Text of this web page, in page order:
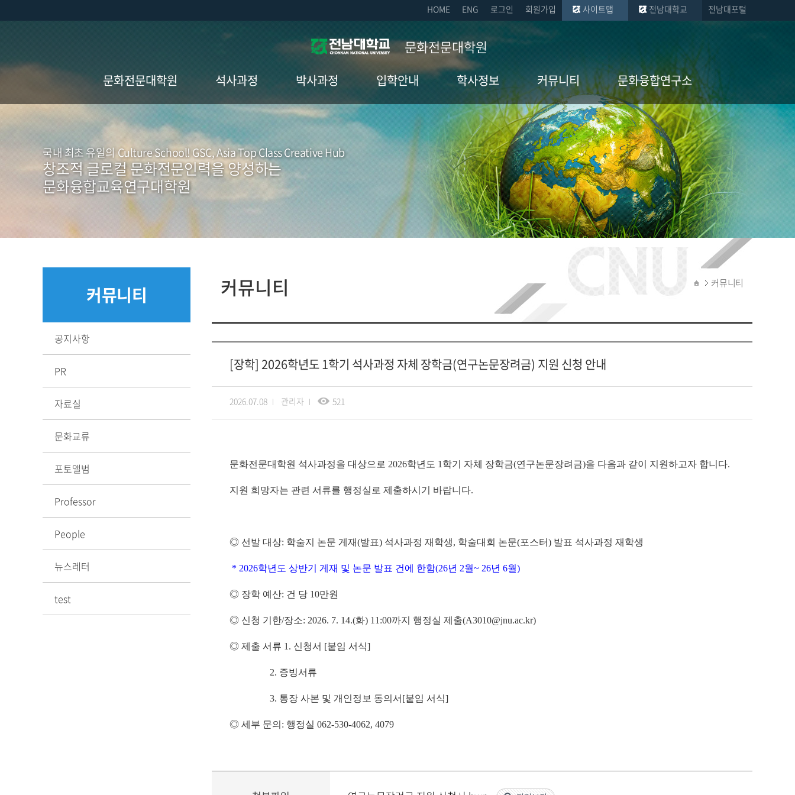
HOME ENG 로그인 회원가입 사이트맵 전남대학교 전남대포털
문화전문대학원
문화전문대학원
원장인사말
비전
연혁
교수진
오시는 길
석사과정
문화예술기획
전공
문화경영·
관광전공
미디어콘텐츠
컬처테크전공
박사과정
학과소개
교과과정
입학안내
학칙
교학규정
입학안내
입시요강
학사정보
학사일정
학칙
교학규정
내규
강의시간표
커뮤니티
공지사항
PR
자료실
문화교류
포토앨범
뉴스레터
test
문화융합연구소
문화융합연구소
장소마케팅연구센터
문화관광연구센터
지역문화연구센터
시각문화연구센터
문화예술경영연구센
문화서비스평가센터
국내 최초 유일의 Culture School! GSC, Asia Top Class Creative Hub
창조적 글로컬 문화전문인력을 양성하는
문화융합교육연구대학원
커뮤니티
공지사항
PR
자료실
문화교류
포토앨범
Professor
People
뉴스레터
test
커뮤니티
커뮤니티
[장학] 2026학년도 1학기 석사과정 자체 장학금(연구논문장려금) 지원 신청 안내
2026.07.08 관리자 521
문화전문대학원 석사과정을 대상으로 2026학년도 1 학기 자체 장학금(연구논문장려금)을 다음과 같이 지원하고자 합니다.
지원 희망자는 관련 서류를 행정실로 제출하시기 바랍니다.
◎ 선발 대상: 학술지 논문 게재(발표) 석사과정 재학생, 학술대회 논문(포스터) 발표 석사과정 재학생
* 2026학년도 상반기 게재 및 논문 발표 건에 한함(26년 2월~ 26년 6월)
◎ 장학 예산: 건 당 10만원
◎ 신청 기한/장소: 2026. 7. 14.(화) 11:00까지 행정실 제출(A3010@jnu.ac.kr)
◎ 제출 서류 1. 신청서 [붙임 서식]
2. 증빙서류
3. 통장 사본 및 개인정보 동의서 [붙임 서식]
◎ 세부 문의: 행정실 062-530-4062, 4079